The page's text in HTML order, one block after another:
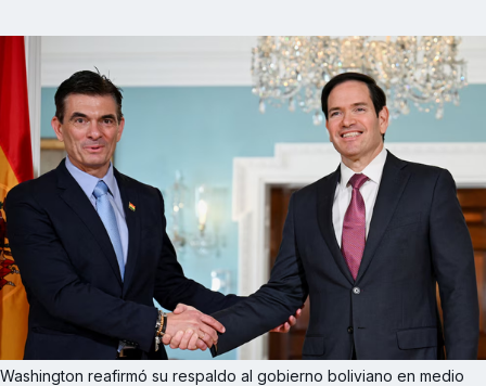
Washington reafirmó su respaldo al gobierno boliviano en medio